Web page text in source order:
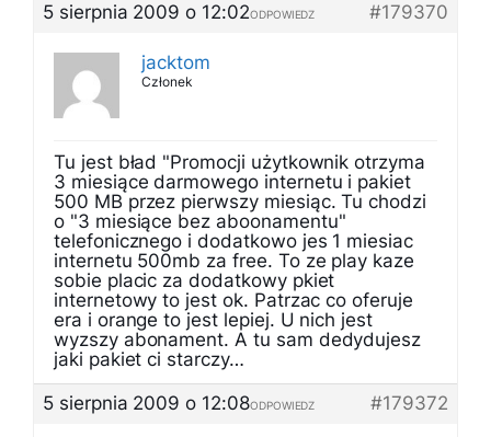
5 sierpnia 2009 o 12:02
#179370
ODPOWIEDZ
jacktom
Członek
Tu jest bład "Promocji użytkownik otrzyma
3 miesiące darmowego internetu i pakiet
500 MB przez pierwszy miesiąc. Tu chodzi
o "3 miesiące bez aboonamentu"
telefonicznego i dodatkowo jes 1 miesiac
internetu 500mb za free. To ze play kaze
sobie placic za dodatkowy pkiet
internetowy to jest ok. Patrzac co oferuje
era i orange to jest lepiej. U nich jest
wyzszy abonament. A tu sam dedydujesz
jaki pakiet ci starczy…
5 sierpnia 2009 o 12:08
#179372
ODPOWIEDZ